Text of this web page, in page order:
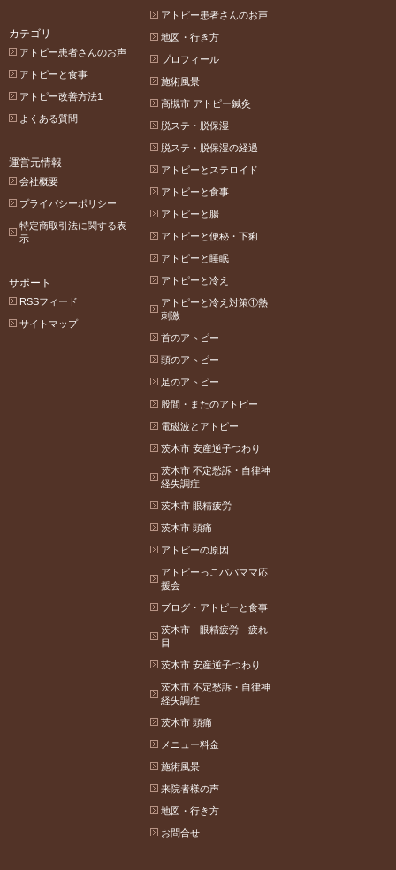
アトピー患者さんのお声
地図・行き方
プロフィール
施術風景
高槻市 アトピー鍼灸
脱ステ・脱保湿
脱ステ・脱保湿の経過
アトピーとステロイド
アトピーと食事
アトピーと腸
アトピーと便秘・下痢
アトピーと睡眠
アトピーと冷え
アトピーと冷え対策①熱
刺激
首のアトピー
頭のアトピー
足のアトピー
股間・またのアトピー
電磁波とアトピー
茨木市 安産逆子つわり
茨木市 不定愁訴・自律神
経失調症
茨木市 眼精疲労
茨木市 頭痛
アトピーの原因
アトピーっこパパママ応
援会
ブログ・アトピーと食事
茨木市 眼精疲労 疲れ
目
茨木市 安産逆子つわり
茨木市 不定愁訴・自律神
経失調症
茨木市 頭痛
メニュー料金
施術風景
来院者様の声
地図・行き方
お問合せ
カテゴリ
アトピー患者さんのお声
アトピーと食事
アトピー改善方法1
よくある質問
運営元情報
会社概要
プライバシーポリシー
特定商取引法に関する表
示
サポート
RSSフィード
サイトマップ